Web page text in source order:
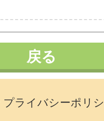
戻る
プライバシーポリ